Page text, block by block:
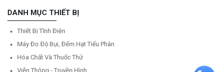
DANH MỤC THIẾT BỊ
Thiết Bị Tĩnh Điện
Máy Đo Độ Bụi, Đếm Hạt Tiểu Phân
Hóa Chất Và Thuốc Thử
Viễn Thông - Truyền Hình